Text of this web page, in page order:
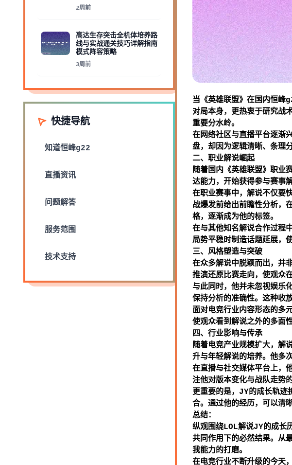
2周前
高达生存突击全机体培养路
线与实战通关技巧详解指南
模式阵容策略
3周前
快捷导航
知道恒峰g22
直播资讯
问题解答
服务范围
技术支持
当《英雄联盟》在国内恒峰
对局本身，更热衷于研究战
重要分水岭。
在网络社区与直播平台逐渐
盘，却因为逻辑清晰、条理
二、职业解说崛起
随着国内《英雄联盟》职业
达能力，开始获得参与赛事
在职业赛事中，解说不仅要
战爆发前给出前瞻性分析，
格，逐渐成为他的标签。
在与其他知名解说合作过程
局势平稳时制造话题延展，
三、风格塑造与突破
在众多解说中脱颖而出，并
推演还原比赛走向，使观众
与此同时，他并未忽视娱乐
保持分析的准确性。这种收
面对电竞行业内容形态的多
使观众看到解说之外的多面
四、行业影响与传承
随着电竞产业规模扩大，解
升与年轻解说的培养。他多
在直播与社交媒体平台上，
注他对版本变化与战队走势
更重要的是，JY的成长轨迹
合。通过他的经历，可以清
总结：
纵观围绕LOL解说JY的成长
共同作用下的必然结果。从
我能力的打磨。
在电竞行业不断升级的今天